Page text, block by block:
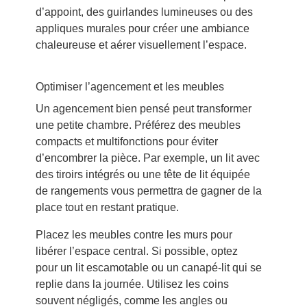
d’appoint, des guirlandes lumineuses ou des
appliques murales pour créer une ambiance
chaleureuse et aérer visuellement l’espace.
Optimiser l’agencement et les meubles
Un agencement bien pensé peut transformer
une petite chambre. Préférez des meubles
compacts et multifonctions pour éviter
d’encombrer la pièce. Par exemple, un lit avec
des tiroirs intégrés ou une tête de lit équipée
de rangements vous permettra de gagner de la
place tout en restant pratique.
Placez les meubles contre les murs pour
libérer l’espace central. Si possible, optez
pour un lit escamotable ou un canapé-lit qui se
replie dans la journée. Utilisez les coins
souvent négligés, comme les angles ou